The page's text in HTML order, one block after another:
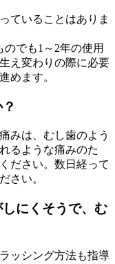
ていることはありま
でも1～2年の使用
え変わりの際に必要
めます。
みは、むし歯のよう
るような痛みのた
ださい。数日経って
さい。
にくそうで、む
ッシング方法も指導